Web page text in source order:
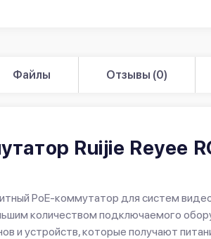
Файлы Отзывы (0)
Ruijie Reyee
PoE-коммутатор для систем
количеством подключаемого
и устройств, которые получают